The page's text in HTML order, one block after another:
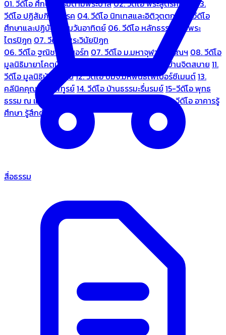
01. วีดีโอ ศึกษาธรรมตามพระบาลี02. วีดีโอ พระสูตรศึกษา
03.
วีดีโอ ปฏิสัมภิทามรรค 04. วีดีโอ นิทเทสและอิติวุตตกะ
05. วีดีโอ
ศึกษาและปฏิบัติธรรมวันอาทิตย์ 06. วีดีโอ หลักธรรมตามพระ
ไตรปิฎก 07. วีดีโอ พระวินัยปิฎก
06. วีดีโอ ฐณิชาฌ์รีสอร์ท 07. วีดีโอ ม.มหาจุฬาลงกรณฯ 08. วีดีโอ
มูลนิธิมายาโคตมี
10. วีดีโอ บ้านจิตสบาย 11.
วีดีโอ มูลนิธิบ้านอารีย์12. วีดีโอ บมจ.มหพันธ์ไฟเบอร์ซีเมนต์13.
คลีนิคคุณหมอไพทูรย์14. วีดีโอ บ้านธรรมะรื่นรมย์15-วีดีโอ พุทธ
ธรรม ณ แดนพุทธภูมิ
19. วีดีโอ อาคารรู้
ศึกษา รู้สึกตัว
สื่อธรรม